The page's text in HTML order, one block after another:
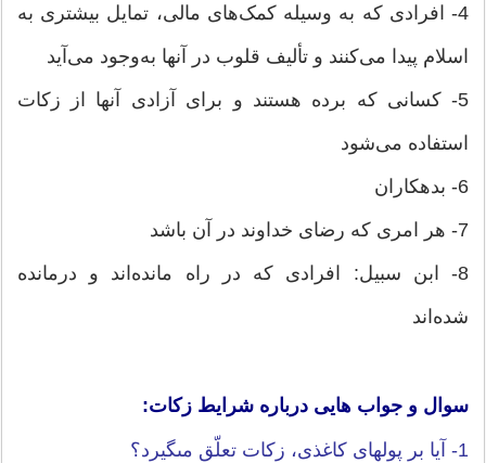
4- افرادی که به وسیله کمک‌های مالی، تمایل بیشتری به
اسلام پیدا می‌کنند و تألیف قلوب در آنها به‌وجود می‌آید
5- کسانی که برده هستند و برای آزادی آنها از زکات
استفاده می‌شود
6- بدهکاران
7- هر امری که رضای خداوند در آن باشد
8- ابن سبیل: افرادی که در راه مانده‌اند و درمانده
شده‌اند
سوال و جواب هایی درباره شرایط زکات:
1- آیا بر پول‏هاى کاغذى، زکات تعلّق مى‏گیرد؟